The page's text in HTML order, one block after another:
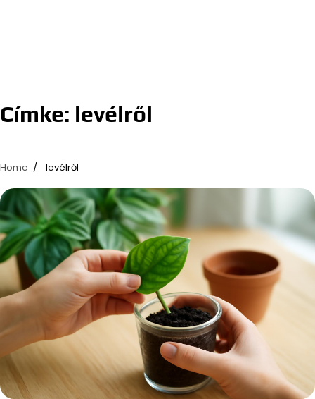
Címke: levélről
Home levélről